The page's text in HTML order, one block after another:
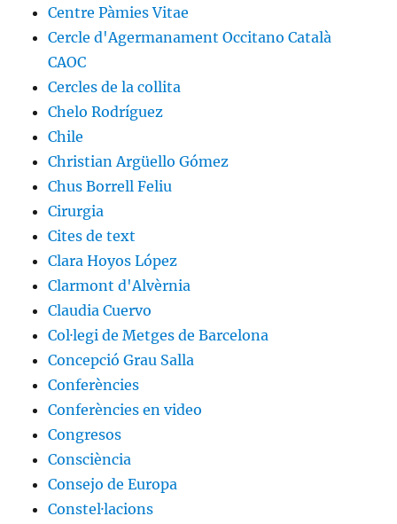
Centre Pàmies Vitae
Cercle d'Agermanament Occitano Català
CAOC
Cercles de la collita
Chelo Rodríguez
Chile
Christian Argüello Gómez
Chus Borrell Feliu
Cirurgia
Cites de text
Clara Hoyos López
Clarmont d'Alvèrnia
Claudia Cuervo
Col·legi de Metges de Barcelona
Concepció Grau Salla
Conferències
Conferències en video
Congresos
Consciència
Consejo de Europa
Constel·lacions